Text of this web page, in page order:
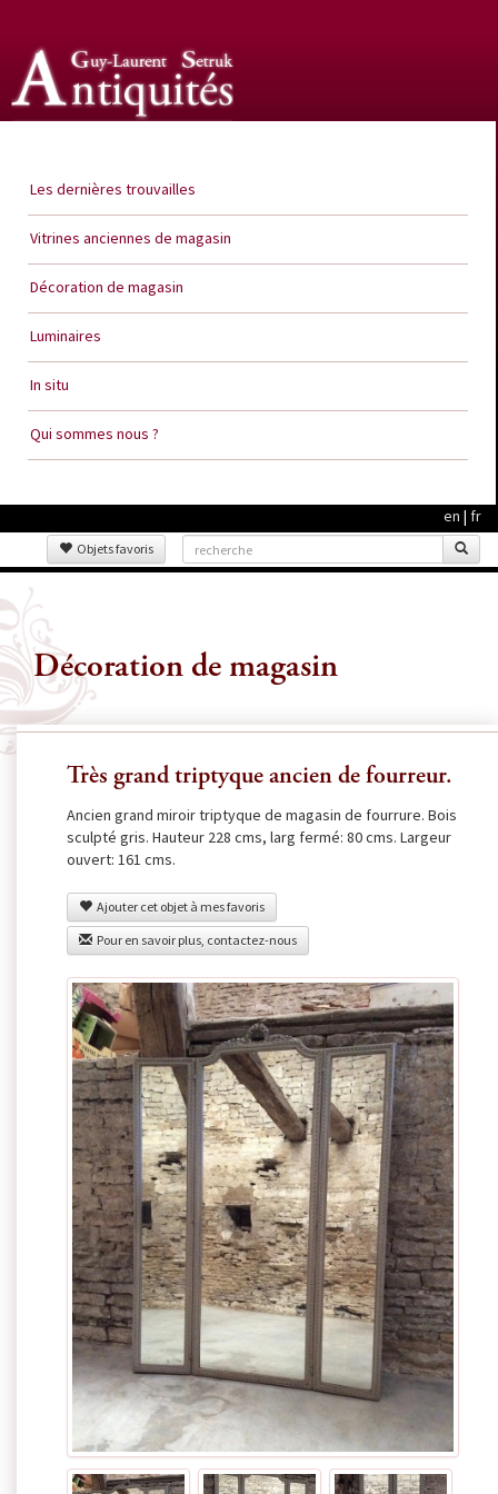
Les dernières trouvailles
Vitrines anciennes de magasin
Décoration de magasin
Luminaires
In situ
Qui sommes nous ?
en | fr
Objets favoris
Décoration de magasin
Très grand triptyque ancien de fourreur.
Ancien grand miroir triptyque de magasin de fourrure. Bois
sculpté gris. Hauteur 228 cms, larg fermé: 80 cms. Largeur
ouvert: 161 cms.
Ajouter cet objet à mes favoris
Pour en savoir plus, contactez-nous